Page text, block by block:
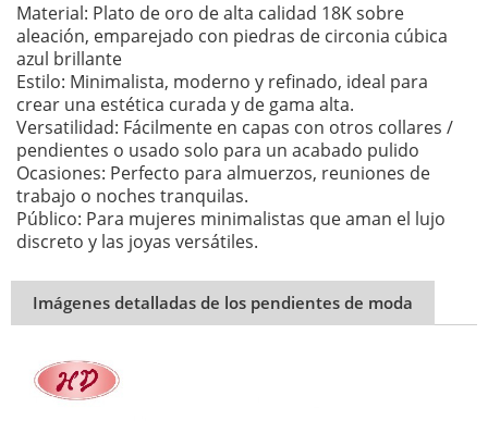
Material: Plato de oro de alta calidad 18K sobre
aleación, emparejado con piedras de circonia cúbica
azul brillante
Estilo: Minimalista, moderno y refinado, ideal para
crear una estética curada y de gama alta.
Versatilidad: Fácilmente en capas con otros collares /
pendientes o usado solo para un acabado pulido
Ocasiones: Perfecto para almuerzos, reuniones de
trabajo o noches tranquilas.
Público: Para mujeres minimalistas que aman el lujo
discreto y las joyas versátiles.
Imágenes detalladas de los pendientes de moda